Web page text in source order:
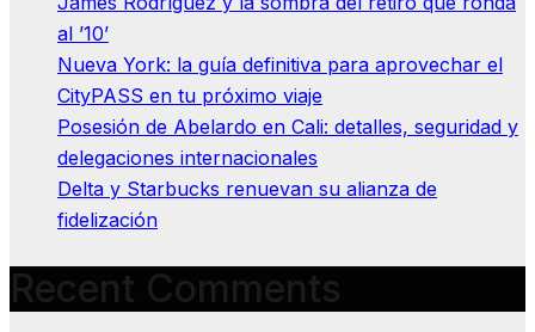
al ’10’
Nueva York: la guía definitiva para aprovechar el
CityPASS en tu próximo viaje
Posesión de Abelardo en Cali: detalles, seguridad y
delegaciones internacionales
Delta y Starbucks renuevan su alianza de
fidelización
Recent Comments